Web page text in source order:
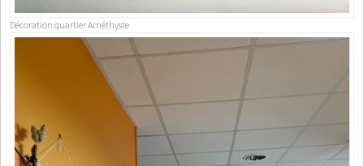
Décoration quartier Améthyste